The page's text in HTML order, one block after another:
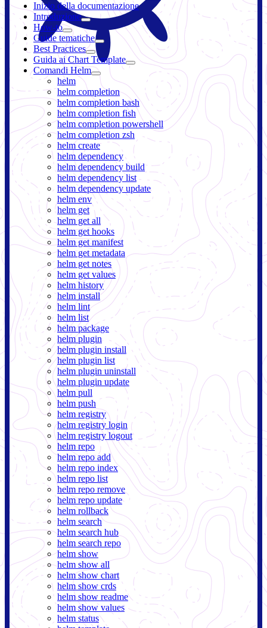
Inizio della documentazione
Introduzione
How-to
Guide tematiche
Best Practices
Guida ai Chart Template
Comandi Helm
helm
helm completion
helm completion bash
helm completion fish
helm completion powershell
helm completion zsh
helm create
helm dependency
helm dependency build
helm dependency list
helm dependency update
helm env
helm get
helm get all
helm get hooks
helm get manifest
helm get metadata
helm get notes
helm get values
helm history
helm install
helm lint
helm list
helm package
helm plugin
helm plugin install
helm plugin list
helm plugin uninstall
helm plugin update
helm pull
helm push
helm registry
helm registry login
helm registry logout
helm repo
helm repo add
helm repo index
helm repo list
helm repo remove
helm repo update
helm rollback
helm search
helm search hub
helm search repo
helm show
helm show all
helm show chart
helm show crds
helm show readme
helm show values
helm status